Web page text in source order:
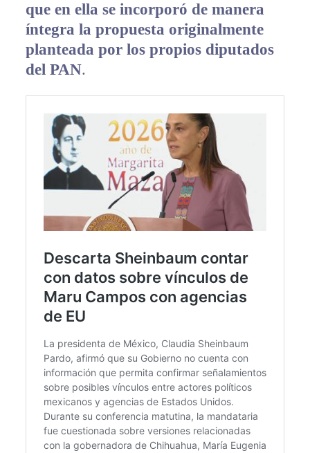
que en ella se incorporó de manera
íntegra la propuesta originalmente
planteada por los propios diputados
del PAN.